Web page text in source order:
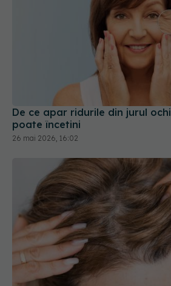
De ce apar ridurile din jurul
poate încetini
26 mai 2026, 16:02